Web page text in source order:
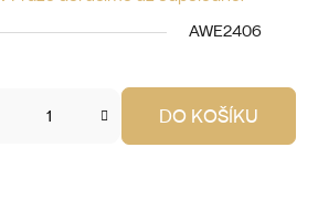
AWE2406
DO KOŠÍKU